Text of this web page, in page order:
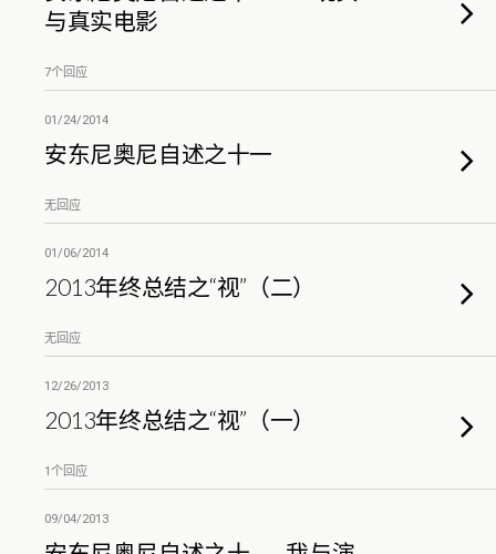
与真实电影
7个回应
01/24/2014
安东尼奥尼自述之十一
无回应
01/06/2014
2013年终总结之“视”（二）
无回应
12/26/2013
2013年终总结之“视”（一）
1个回应
09/04/2013